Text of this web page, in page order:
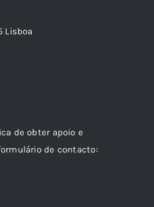
Lisboa
de obter apoio e
de contacto: